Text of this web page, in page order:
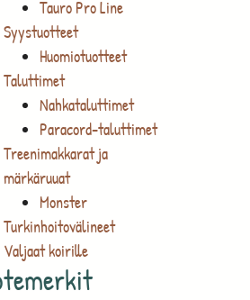
Tauro Pro Line
Syystuotteet
Huomiotuotteet
Taluttimet
Nahkataluttimet
Paracord-taluttimet
Treenimakkarat ja
märkäruuat
Monster
Turkinhoitovälineet
Valjaat koirille